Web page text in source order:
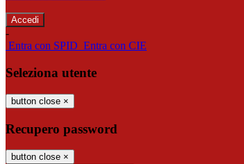
-
Entra con SPID Entra con CIE
Seleziona utente
button close ×
Recupero password
button close ×